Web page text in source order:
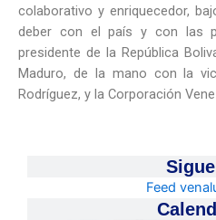
colaborativo y enriquecedor,
deber con el país y con las
presidente de la República
Maduro, de la mano con la
Rodríguez, y la Corporación
Feed